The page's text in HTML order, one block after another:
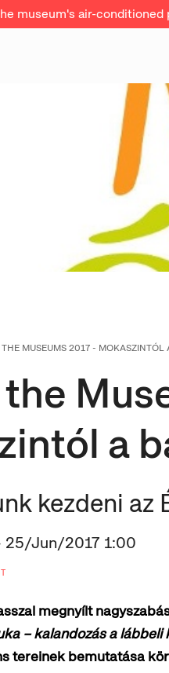
museum's air-conditioned
MUSEUMS 2017 - MOKASZINTÓL
a
kezdeni az
Jun/2017 1:00
megnyílt
– kalandozás a lábbeli
tereinek bemutatása